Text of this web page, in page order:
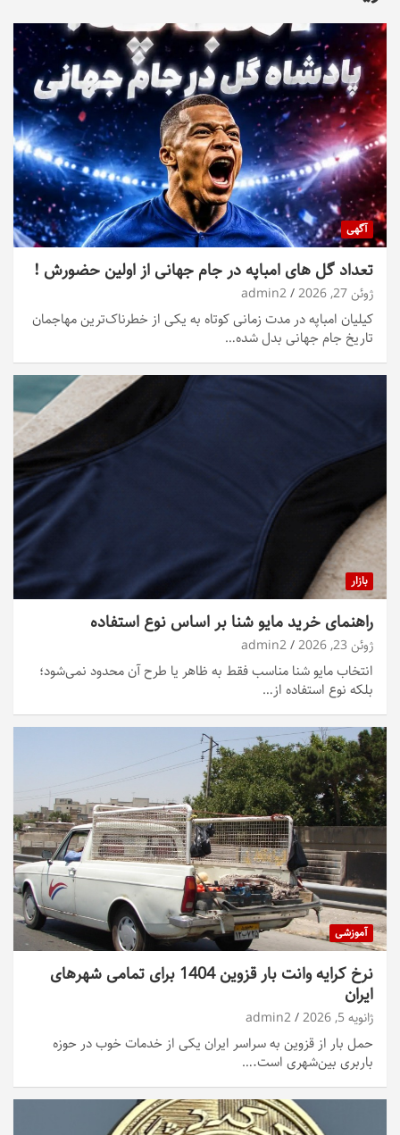
آگهی
تعداد گل های امباپه در جام جهانی از اولین حضورش !
ژوئن 27, 2026 admin2
کیلیان امباپه در مدت زمانی کوتاه به یکی از خطرناک‌ترین مهاجمان
تاریخ جام جهانی بدل شده…
بازار
راهنمای خرید مایو شنا بر اساس نوع استفاده
ژوئن 23, 2026 admin2
انتخاب مایو شنا مناسب فقط به ظاهر یا طرح آن محدود نمی‌شود؛
بلکه نوع استفاده از…
آموزشی
نرخ کرایه وانت بار قزوین 1404 برای تمامی شهرهای
ایران
ژانویه 5, 2026 admin2
حمل بار از قزوین به سراسر ایران یکی از خدمات خوب در حوزه
باربری بین‌شهری است.…